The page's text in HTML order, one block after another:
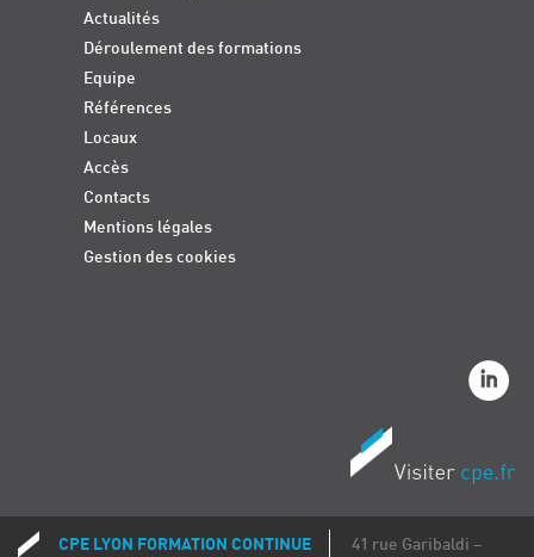
Actualités
Déroulement des formations
Equipe
Références
Locaux
Accès
Contacts
Mentions légales
Gestion des cookies
CPE LYON FORMATION CONTINUE 41 rue Garibaldi –